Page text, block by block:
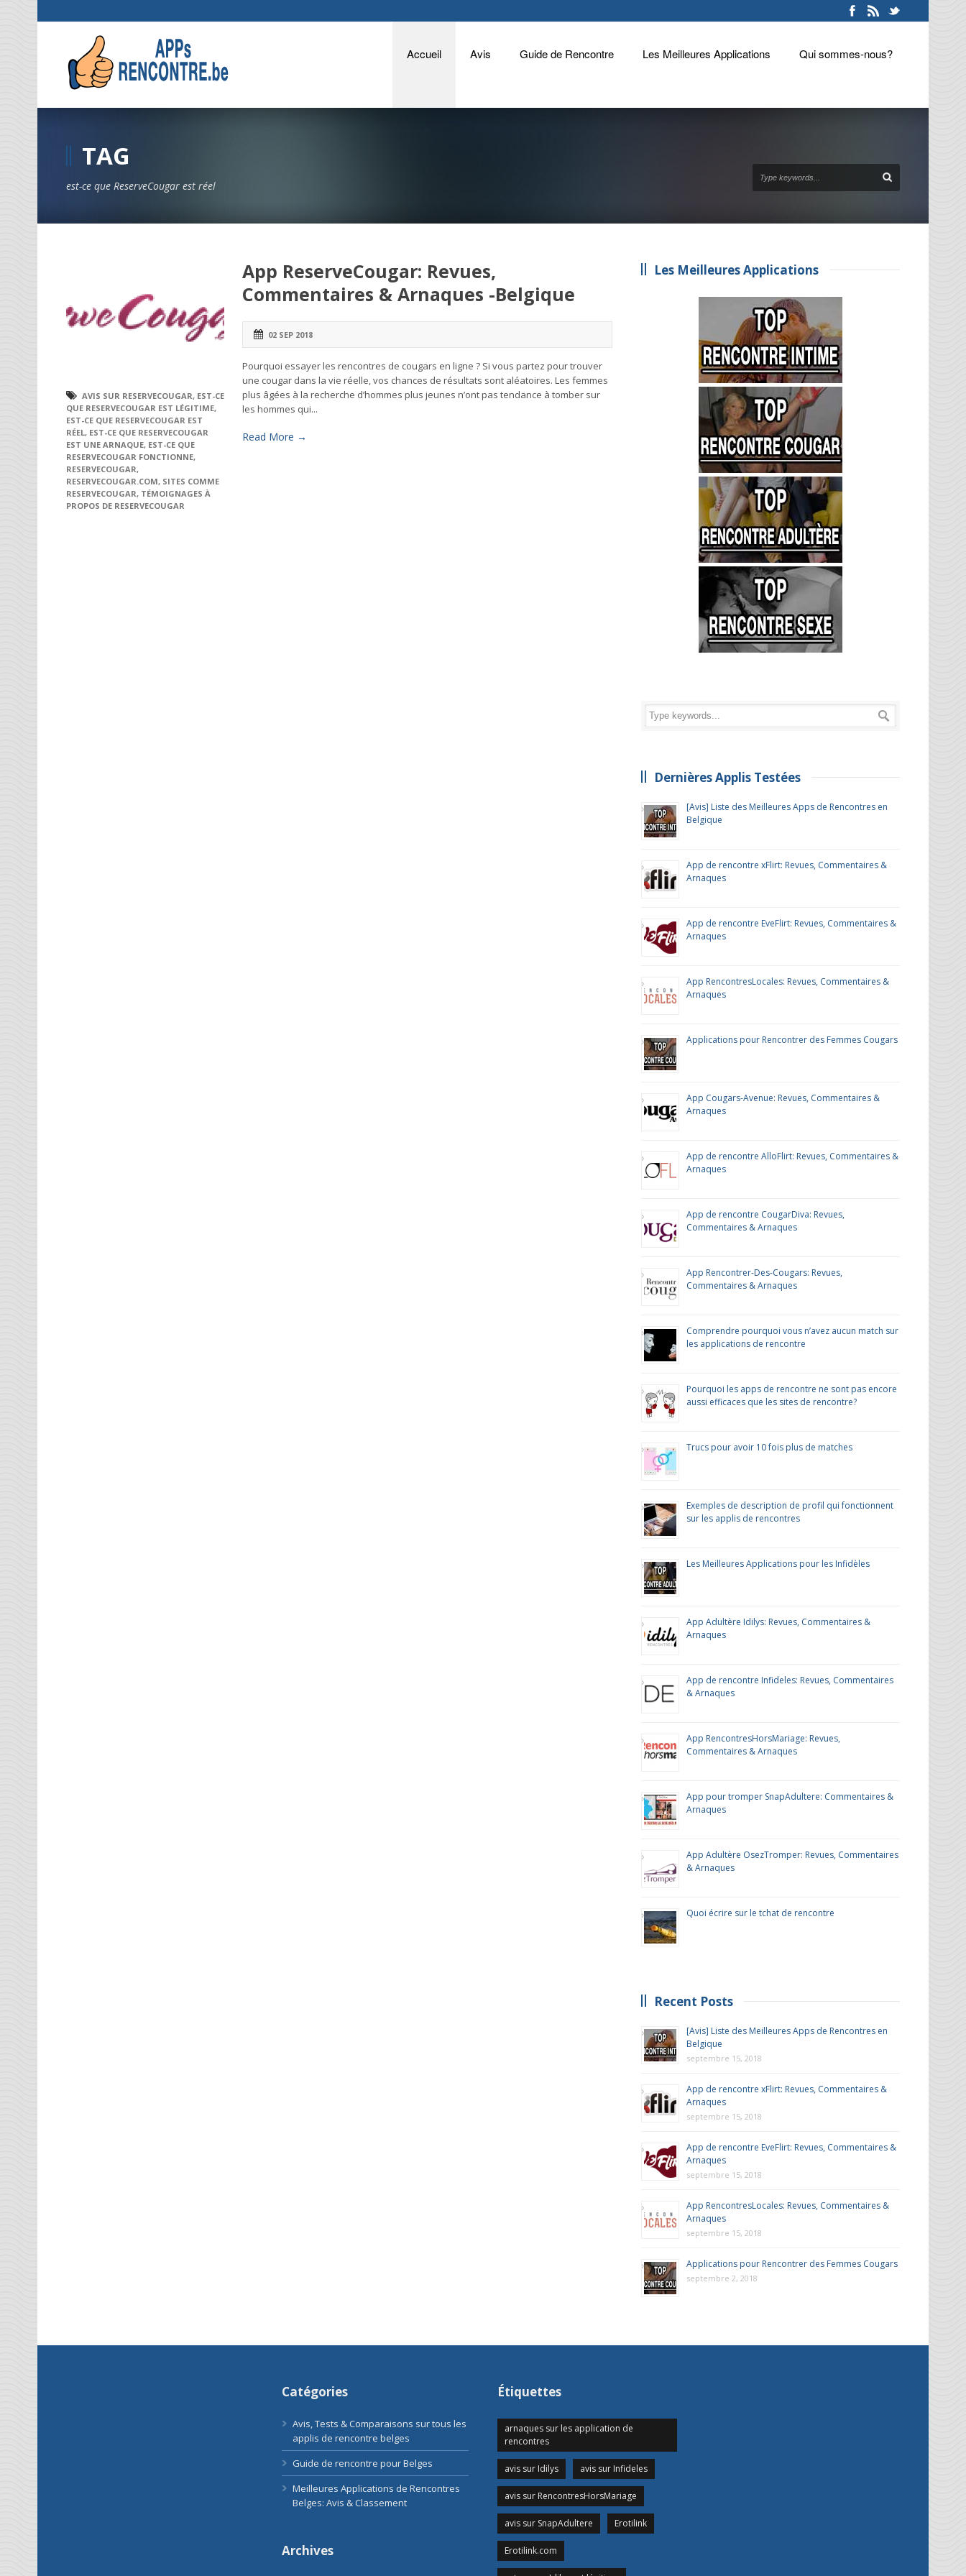
Accueil Avis Guide de Rencontre Les Meilleures Applications Qui sommes-nous?
TAG
est-ce que ReserveCougar est réel
AVIS SUR RESERVECOUGAR, EST-CE
QUE RESERVECOUGAR EST LÉGITIME,
EST-CE QUE RESERVECOUGAR EST
RÉEL, EST-CE QUE RESERVECOUGAR
EST UNE ARNAQUE, EST-CE QUE
RESERVECOUGAR FONCTIONNE,
RESERVECOUGAR,
RESERVECOUGAR.COM, SITES COMME
RESERVECOUGAR, TÉMOIGNAGES À
PROPOS DE RESERVECOUGAR
App ReserveCougar: Revues,
Commentaires & Arnaques -Belgique
02 SEP 2018
Pourquoi essayer les rencontres de cougars en ligne ? Si vous partez pour trouver
une cougar dans la vie réelle, vos chances de résultats sont aléatoires. Les femmes
plus âgées à la recherche d’hommes plus jeunes n’ont pas tendance à tomber sur
les hommes qui...
Read More →
Les Meilleures Applications
Dernières Applis Testées
[Avis] Liste des Meilleures Apps de Rencontres en
Belgique
App de rencontre xFlirt: Revues, Commentaires &
Arnaques
App de rencontre EveFlirt: Revues, Commentaires &
Arnaques
App RencontresLocales: Revues, Commentaires &
Arnaques
Applications pour Rencontrer des Femmes Cougars
App Cougars-Avenue: Revues, Commentaires &
Arnaques
App de rencontre AlloFlirt: Revues, Commentaires &
Arnaques
App de rencontre CougarDiva: Revues,
Commentaires & Arnaques
App Rencontrer-Des-Cougars: Revues,
Commentaires & Arnaques
Comprendre pourquoi vous n’avez aucun match sur
les applications de rencontre
Pourquoi les apps de rencontre ne sont pas encore
aussi efficaces que les sites de rencontre?
Trucs pour avoir 10 fois plus de matches
Exemples de description de profil qui fonctionnent
sur les applis de rencontres
Les Meilleures Applications pour les Infidèles
App Adultère Idilys: Revues, Commentaires &
Arnaques
App de rencontre Infideles: Revues, Commentaires
& Arnaques
App RencontresHorsMariage: Revues,
Commentaires & Arnaques
App pour tromper SnapAdultere: Commentaires &
Arnaques
App Adultère OsezTromper: Revues, Commentaires
& Arnaques
Quoi écrire sur le tchat de rencontre
Recent Posts
[Avis] Liste des Meilleures Apps de Rencontres en
Belgique
septembre 15, 2018
App de rencontre xFlirt: Revues, Commentaires &
Arnaques
septembre 15, 2018
App de rencontre EveFlirt: Revues, Commentaires &
Arnaques
septembre 15, 2018
App RencontresLocales: Revues, Commentaires &
Arnaques
septembre 15, 2018
Applications pour Rencontrer des Femmes Cougars
septembre 2, 2018
Catégories
Avis, Tests & Comparaisons sur tous les
applis de rencontre belges
Guide de rencontre pour Belges
Meilleures Applications de Rencontres
Belges: Avis & Classement
Archives
Étiquettes
arnaques sur les application de
rencontres
avis sur Idilys avis sur Infideles
avis sur RencontresHorsMariage
avis sur SnapAdultere Erotilink
Erotilink.com